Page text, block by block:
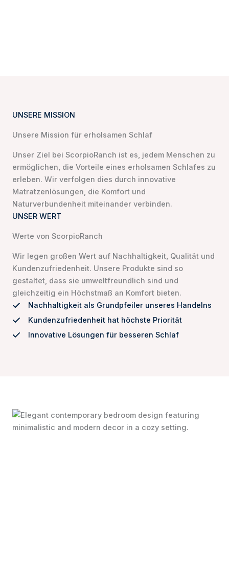
UNSERE MISSION
Unsere Mission für erholsamen Schlaf
Unser Ziel bei ScorpioRanch ist es, jedem Menschen zu
ermöglichen, die Vorteile eines erholsamen Schlafes zu
erleben. Wir verfolgen dies durch innovative
Matratzenlösungen, die Komfort und
Naturverbundenheit miteinander verbinden.
UNSER WERT
Werte von ScorpioRanch
Wir legen großen Wert auf Nachhaltigkeit, Qualität und
Kundenzufriedenheit. Unsere Produkte sind so
gestaltet, dass sie umweltfreundlich sind und
gleichzeitig ein Höchstmaß an Komfort bieten.
Nachhaltigkeit als Grundpfeiler unseres Handelns
Kundenzufriedenheit hat höchste Priorität
Innovative Lösungen für besseren Schlaf